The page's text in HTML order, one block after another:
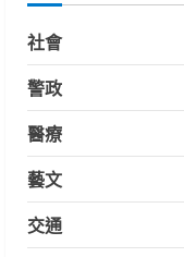
社會
警政
醫療
藝文
交通